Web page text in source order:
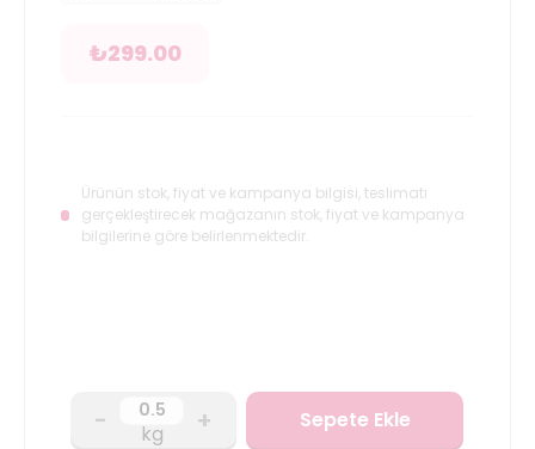
₺299.00
Ürünün stok, fiyat ve kampanya bilgisi, teslimatı
gerçekleştirecek mağazanın stok, fiyat ve kampanya
bilgilerine göre belirlenmektedir.
- kg + Sepete Ekle